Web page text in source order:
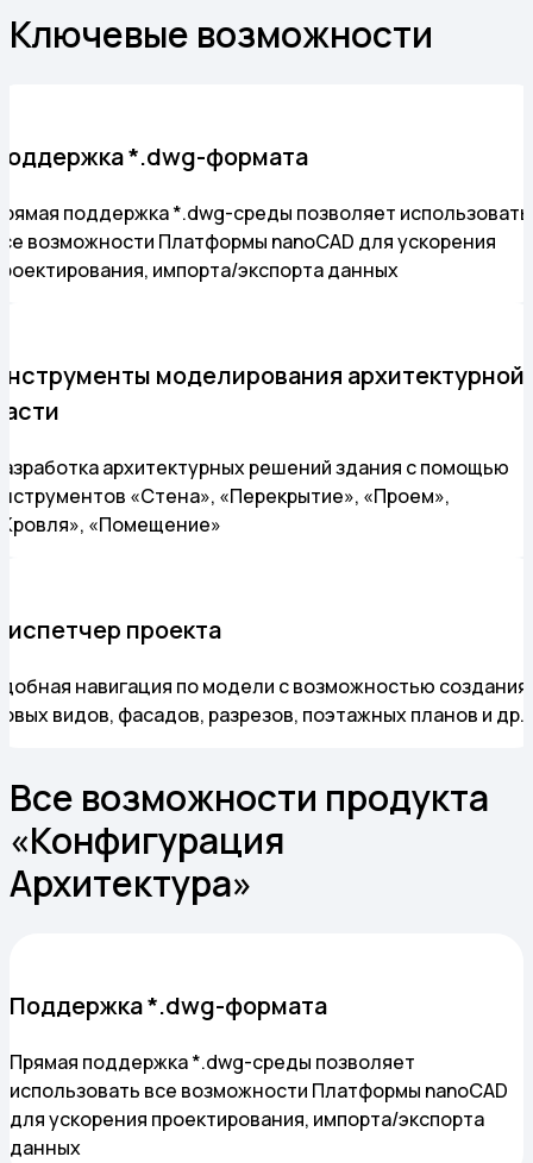
Ключевые возможности
*.dwg-формата
поддержка *.dwg-среды позволяет использовать
возможности Платформы nanoCAD для ускорения
импорта/экспорта данных
моделирования архитектурной
архитектурных решений здания с помощью
«Стена», «Перекрытие», «Проем»,
«Помещение»
проекта
навигация по модели с возможностью создания
видов, фасадов, разрезов, поэтажных планов и др.
Все возможности продукта
«Конфигурация
Архитектура»
Поддержка *.dwg-формата
Прямая поддержка *.dwg-среды позволяет
использовать все возможности Платформы nanoCAD
для ускорения проектирования, импорта/экспорта
данных